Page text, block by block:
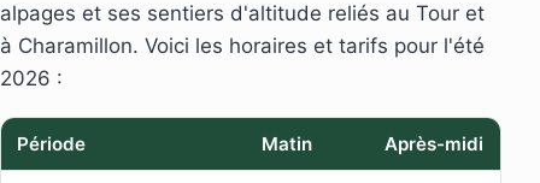
alpages et ses sentiers d'altitude reliés au Tour et
à Charamillon. Voici les horaires et tarifs pour l'été
2026 :
Période Matin Après-midi